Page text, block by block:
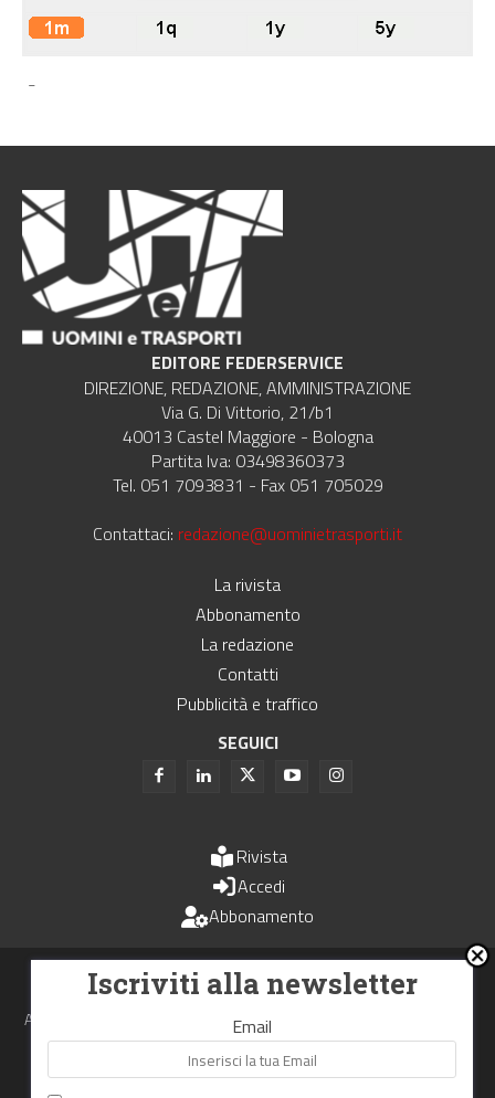
-
EDITORE FEDERSERVICE
DIREZIONE, REDAZIONE, AMMINISTRAZIONE
Via G. Di Vittorio, 21/b1
40013 Castel Maggiore - Bologna
Partita Iva: 03498360373
Tel. 051 7093831 - Fax 051 705029
Contattaci: redazione@uominietrasporti.it
La rivista
Abbonamento
La redazione
Contatti
Pubblicità e traffico
SEGUICI
Rivista
Accedi
Abbonamento
Uomini e Trasporti è un periodico associato all'Unione Stampa
Periodica Italiana - USPI
Autorizzazione del Tribunale di Bologna N.4993 del 15 giugno 1982
Webdesign made inNowhere
Iscriviti alla newsletter
Email